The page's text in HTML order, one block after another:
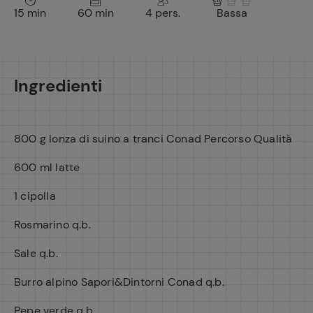
15 min 60 min 4 pers. Bassa
Ingredienti
800 g lonza di suino a tranci Conad Percorso Qualità
600 ml latte
1 cipolla
Rosmarino q.b.
Sale q.b.
Burro alpino Sapori&Dintorni Conad q.b.